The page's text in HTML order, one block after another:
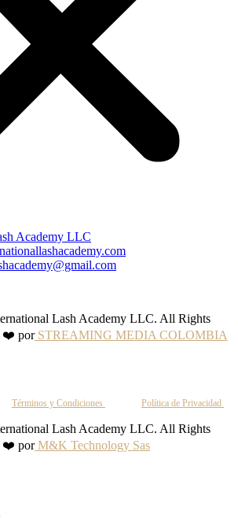
Academy LLC
Lash Academy LLC. All Rights
❤️ porSTREAMING MEDIA COLOMBIA
Términos y Condiciones Política de Privacidad
Lash Academy LLC. All Rights
❤️ porM&K Technology Sas